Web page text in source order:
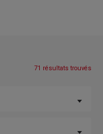
71 résultats trouvés